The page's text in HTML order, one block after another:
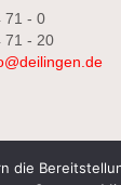
71 - 0
71 - 20
Gemeinde
die